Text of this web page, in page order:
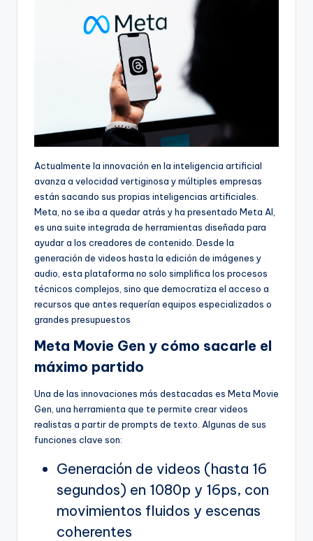
Actualmente la innovación en la inteligencia artificial
avanza a velocidad vertiginosa y múltiples empresas
están sacando sus propias inteligencias artificiales.
Meta, no se iba a quedar atrás y ha presentado Meta AI,
es una suite integrada de herramientas diseñada para
ayudar a los creadores de contenido. Desde la
generación de videos hasta la edición de imágenes y
audio, esta plataforma no solo simplifica los procesos
técnicos complejos, sino que democratiza el acceso a
recursos que antes requerían equipos especializados o
grandes presupuestos
Meta Movie Gen y cómo sacarle el
máximo partido
Una de las innovaciones más destacadas es Meta Movie
Gen, una herramienta que te permite crear videos
realistas a partir de prompts de texto. Algunas de sus
funciones clave son:
Generación de videos (hasta 16
segundos) en 1080p y 16ps, con
movimientos fluidos y escenas
coherentes